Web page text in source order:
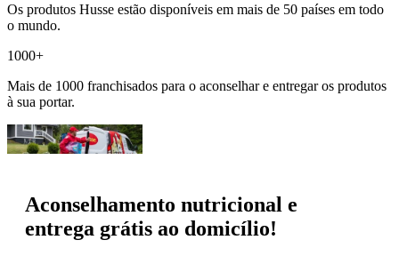
Os produtos Husse estão disponíveis em mais de 50 países em todo
o mundo.
1000+
Mais de 1000 franchisados para o aconselhar e entregar os produtos
à sua portar.
Aconselhamento nutricional e
entrega grátis ao domicílio!